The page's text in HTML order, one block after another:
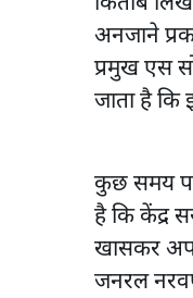
अनजाने
प्रमुख एस
जाता है कि
कुछ समय
है कि केंद्र
खासकर
जनरल